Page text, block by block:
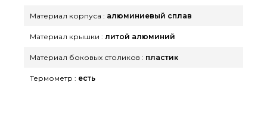
Материал корпуса : алюминиевый сплав
Материал крышки : литой алюминий
Материал боковых столиков : пластик
Термометр : есть